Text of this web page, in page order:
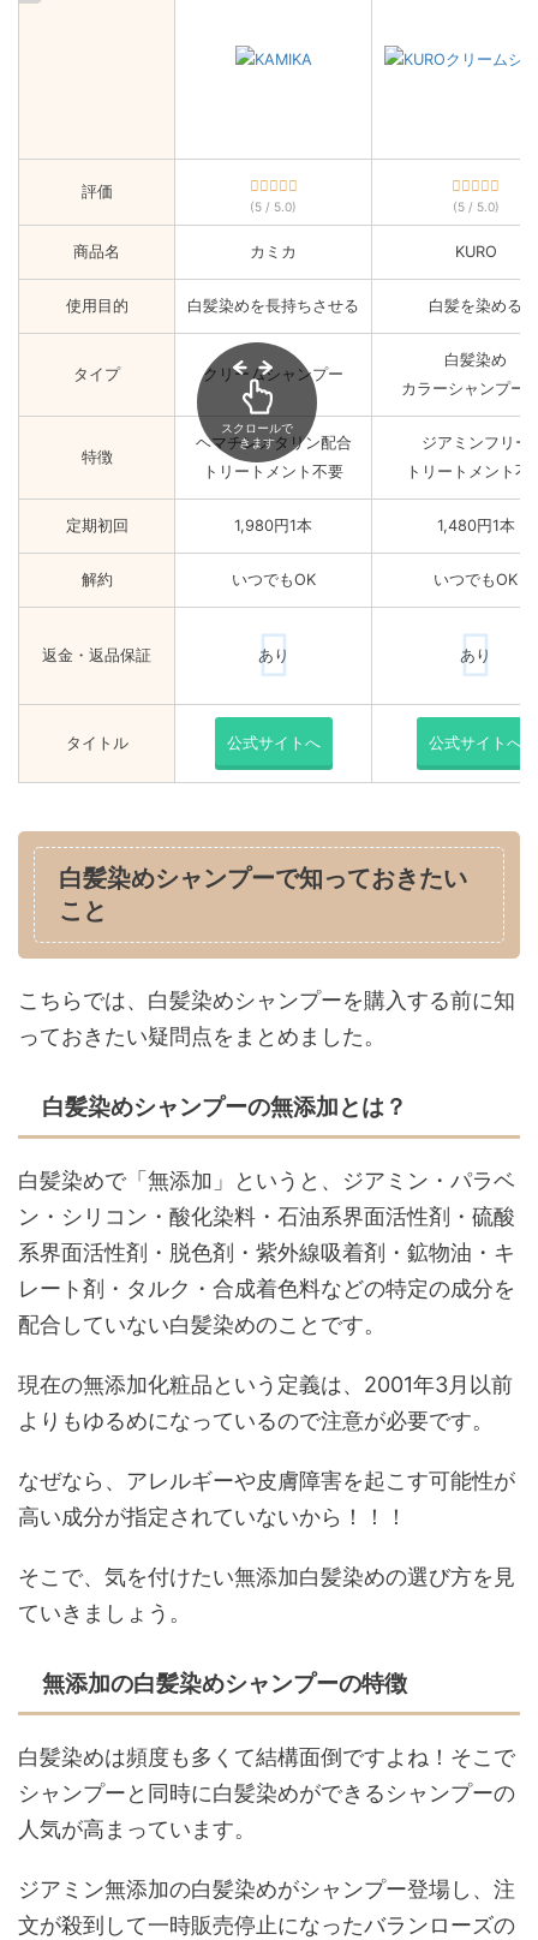
評価
(5 / 5.0) (5 / 5.0)
商品名 カミカ KURO
使用目的 白髪染めを長持ちさせる 白髪を染める
タイプ クリームシャンプー
白髪染め
カラーシャンプー2
特徴
ヘマチンメタリン配合
トリートメント不要
ジアミンフリー
トリートメント不
定期初回 1,980円1本 1,480円1本
解約 いつでもOK いつでもOK
返金・返品保証 あり あり
タイトル 公式サイトへ 公式サイトへ
スクロールで
きます
白髪染めシャンプーで知っておきたい
こと
こちらでは、白髪染めシャンプーを購入する前に知
っておきたい疑問点をまとめました。
白髪染めシャンプーの無添加とは？
白髪染めで「無添加」というと、ジアミン・パラベ
ン・シリコン・酸化染料・石油系界面活性剤・硫酸
系界面活性剤・脱色剤・紫外線吸着剤・鉱物油・キ
レート剤・タルク・合成着色料などの特定の成分を
配合していない白髪染めのことです。
現在の無添加化粧品という定義は、2001年3月以前
よりもゆるめになっているので注意が必要です。
なぜなら、アレルギーや皮膚障害を起こす可能性が
高い成分が指定されていないから！！！
そこで、気を付けたい無添加白髪染めの選び方を見
ていきましょう。
無添加の白髪染めシャンプーの特徴
白髪染めは頻度も多くて結構面倒ですよね！そこで
シャンプーと同時に白髪染めができるシャンプーの
人気が高まっています。
ジアミン無添加の白髪染めがシャンプー登場し、注
文が殺到して一時販売停止になったバランローズの